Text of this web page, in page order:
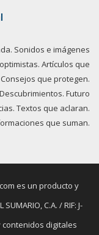
Sonidos e imágenes
Artículos que
que protegen.
Futuro
Textos que aclaran.
que suman.
es un producto y
C.A. / RIF: J-
contenidos digitales